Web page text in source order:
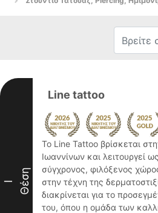
I Θέση
Line tattoo
Το Line Tattoo βρίσκεται
Ιωαννίνων και λειτουργεί
σύγχρονος, φιλόξενος
στην τέχνη της
διακρίνεται για το
του, όπου η ομάδα των